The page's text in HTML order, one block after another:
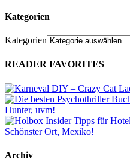
Kategorien
Kategorien
READER FAVORITES
Archiv